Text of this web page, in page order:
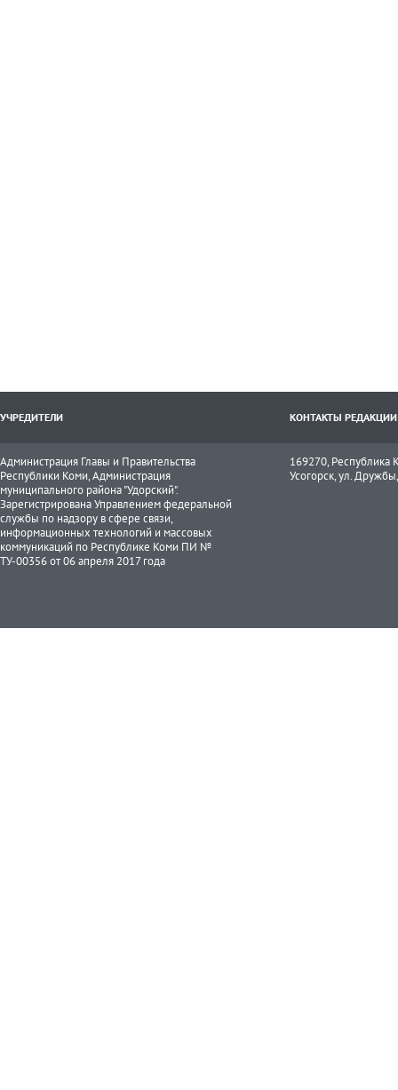
УЧРЕДИТЕЛИ КОНТАКТЫ РЕДАКЦИИ
Администрация Главы и Правительства
Республики Коми, Администрация
муниципального района "Удорский".
Зарегистрирована Управлением федеральной
службы по надзору в сфере связи,
информационных технологий и массовых
коммуникаций по Республике Коми ПИ №
ТУ-00356 от 06 апреля 2017 года
169270, Республика
Усогорск, ул.